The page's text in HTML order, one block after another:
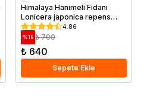
Saksıda
Himalaya Hanımeli Fidanı
Lonicera japonica repens
Purpurea 60 80 cm Saksıda
4.86
%19 ₺ 790
₺ 640
Sepete Ekle